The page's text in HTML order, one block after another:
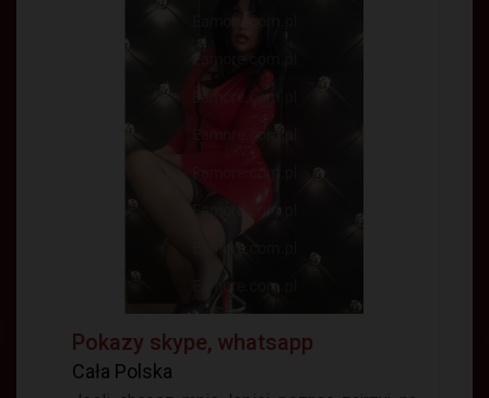
Pokazy skype, whatsapp
Cała Polska